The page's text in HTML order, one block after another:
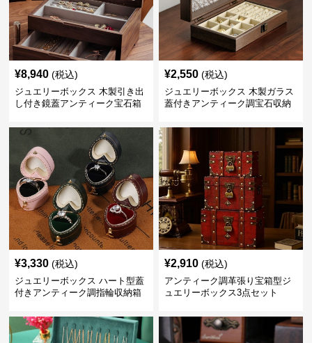
¥8,940 (税込)
ジュエリーボックス 木製引き出
し付き鏡蓋アンティーク宝石箱
¥2,550 (税込)
ジュエリーボックス 木製ガラス
蓋付きアンティーク調宝石収納
¥3,330 (税込)
ジュエリーボックス ハート型蓋
付きアンティーク調指輪収納箱
¥2,910 (税込)
アンティーク調革張り宝箱型ジ
ュエリーボックス3点セット